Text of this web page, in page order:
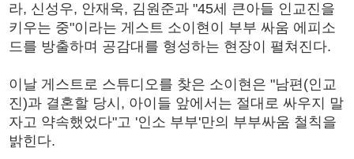
라, 신성우, 안재욱, 김원준과 "45세 큰아들 인교진을
키우는 중"이라는 게스트 소이현이 부부 싸움 에피소
드를 방출하며 공감대를 형성하는 현장이 펼쳐진다.
이날 게스트로 스튜디오를 찾은 소이현은 "남편(인교
진)과 결혼할 당시, 아이들 앞에서는 절대로 싸우지 말
자고 약속했었다"고 '인소 부부'만의 부부싸움 철칙을
밝힌다.